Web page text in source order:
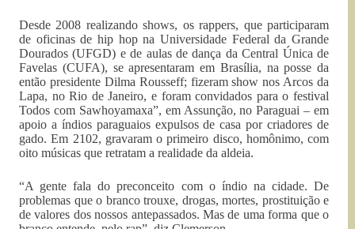
Desde 2008 realizando shows, os rappers, que participaram
de oficinas de hip hop na Universidade Federal da Grande
Dourados (UFGD) e de aulas de dança da Central Única de
Favelas (CUFA), se apresentaram em Brasília, na posse da
então presidente Dilma Rousseff; fizeram show nos Arcos da
Lapa, no Rio de Janeiro, e foram convidados para o festival
Todos com Sawhoyamaxa”, em Assunção, no Paraguai – em
apoio a índios paraguaios expulsos de casa por criadores de
gado. Em 2102, gravaram o primeiro disco, homônimo, com
oito músicas que retratam a realidade da aldeia.
“A gente fala do preconceito com o índio na cidade. De
problemas que o branco trouxe, drogas, mortes, prostituição e
de valores dos nossos antepassados. Mas de uma forma que o